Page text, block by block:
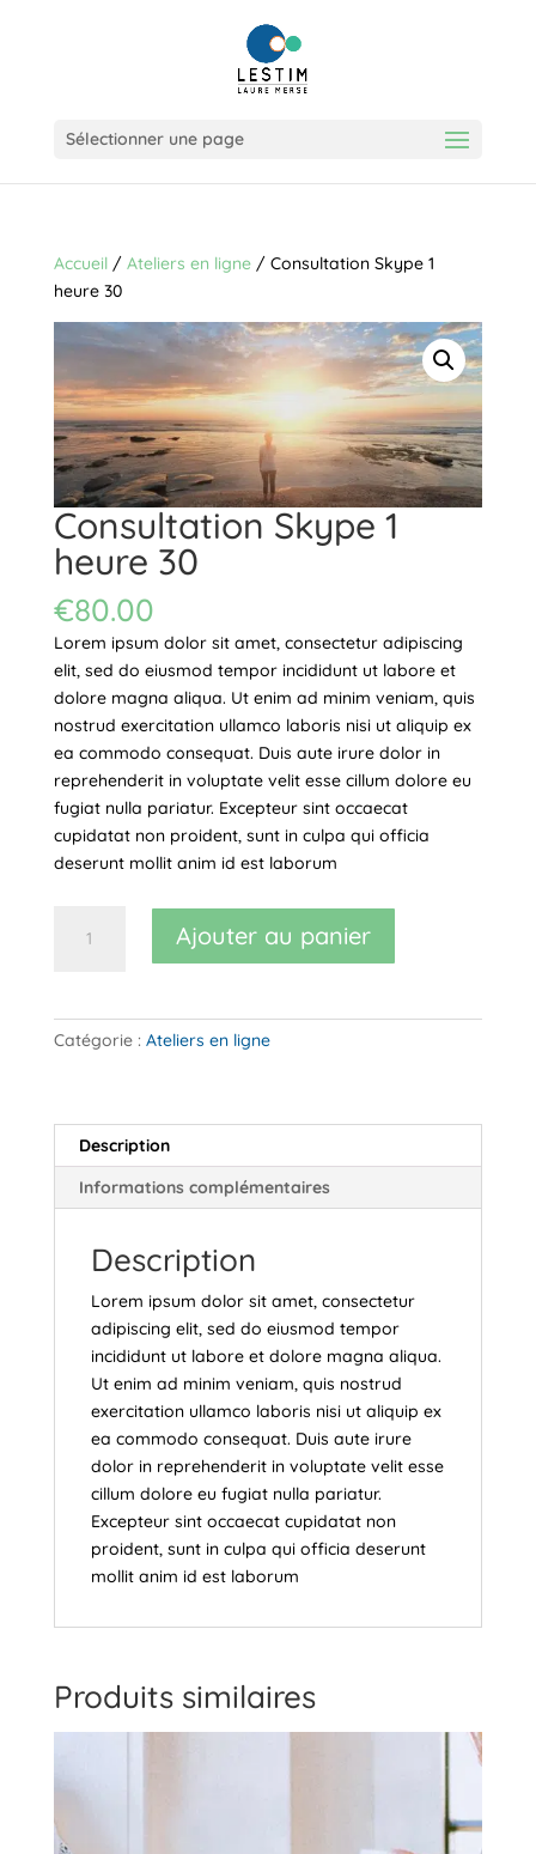
Sélectionner une page
Accueil/ Ateliers en ligne/ Consultation Skype 1
heure 30
Consultation Skype 1
heure 30
€80.00
Lorem ipsum dolor sit amet, consectetur adipiscing
elit, sed do eiusmod tempor incididunt ut labore et
dolore magna aliqua. Ut enim ad minim veniam, quis
nostrud exercitation ullamco laboris nisi ut aliquip ex
ea commodo consequat. Duis aute irure dolor in
reprehenderit in voluptate velit esse cillum dolore eu
fugiat nulla pariatur. Excepteur sint occaecat
cupidatat non proident, sunt in culpa qui officia
deserunt mollit anim id est laborum
Ajouter au panier
Catégorie : Ateliers en ligne
Description
Informations complémentaires
Description
Lorem ipsum dolor sit amet, consectetur
adipiscing elit, sed do eiusmod tempor
incididunt ut labore et dolore magna aliqua.
Ut enim ad minim veniam, quis nostrud
exercitation ullamco laboris nisi ut aliquip ex
ea commodo consequat. Duis aute irure
dolor in reprehenderit in voluptate velit esse
cillum dolore eu fugiat nulla pariatur.
Excepteur sint occaecat cupidatat non
proident, sunt in culpa qui officia deserunt
mollit anim id est laborum
Produits similaires